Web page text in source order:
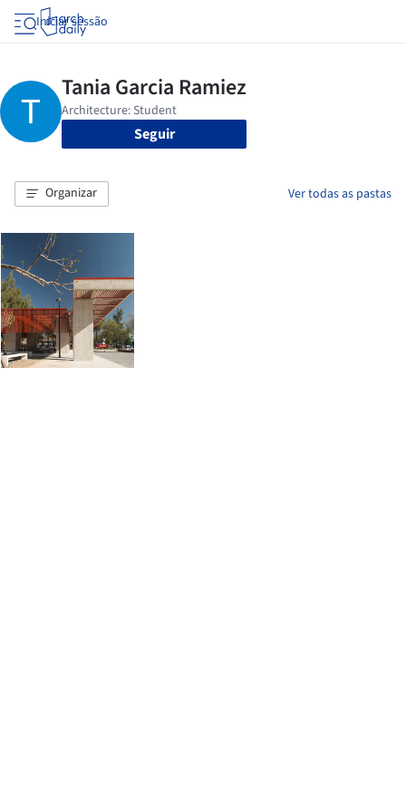
Iniciar sessão
Seguir
Organizar Ver todas as pastas